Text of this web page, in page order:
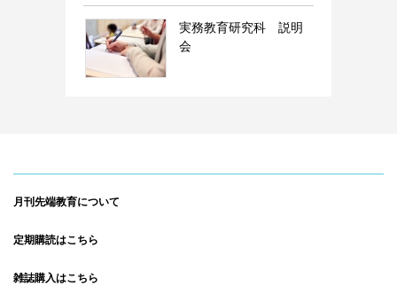
実務教育研究科 説明
会
月刊先端教育について
定期購読はこちら
雑誌購入はこちら